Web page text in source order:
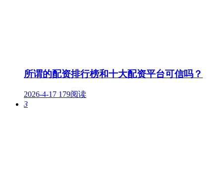
所谓的配资排行榜和十大配资平台可信吗？
2026-4-17 179阅读
3